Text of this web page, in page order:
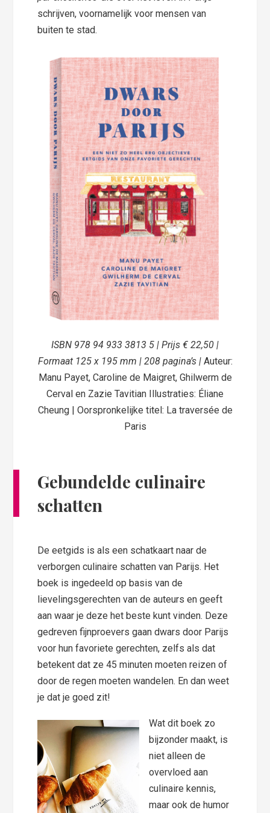
schrijven, voornamelijk voor mensen van
buiten te stad.
ISBN 978 94 933 3813 5 | Prijs € 22,50 |
Formaat 125 x 195 mm | 208 pagina’s |Auteur:
Manu Payet, Caroline de Maigret, Ghilwerm de
Cerval en Zazie Tavitian Illustraties: Éliane
Cheung | Oorspronkelijke titel: La traversée de
Paris
Gebundelde culinaire
schatten
De eetgids is als een schatkaart naar de
verborgen culinaire schatten van Parijs. Het
boek is ingedeeld op basis van de
lievelingsgerechten van de auteurs en geeft
aan waar je deze het beste kunt vinden. Deze
gedreven fijnproevers gaan dwars door Parijs
voor hun favoriete gerechten, zelfs als dat
betekent dat ze 45 minuten moeten reizen of
door de regen moeten wandelen. En dan weet
je dat je goed zit!
Wat dit boek zo
bijzonder maakt, is
niet alleen de
overvloed aan
culinaire kennis,
maar ook de humor